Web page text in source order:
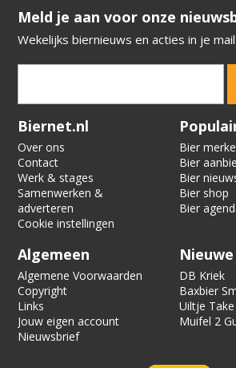
​​​​​​​Meld je aan voor onze
Wekelijks biernieuws en acties in je mail
Verification code:
Biernet.nl
Over ons
Contact
Werk & stages
Samenwerken &
adverteren
Cookie instellingen
Bier
Bier
Bier
Bier shop
Bier
Algemeen
Algemene Voorwaarden
Copyright
Links
Jouw eigen account
Nieuwsbrief
DB Kriek
Baxbier
Strata
Uiltje
the Hotel
Muifel 2